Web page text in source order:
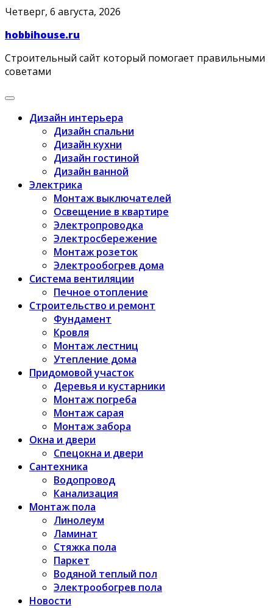
Skip
content
Четверг, 6 августа, 2026
hobbihouse.ru
Строительный сайт который помогает правильными
советами
Дизайн интерьера
Дизайн спальни
Дизайн кухни
Дизайн гостиной
Дизайн ванной
Электрика
Монтаж выключателей
Освещение в квартире
Электропроводка
Электросбережение
Монтаж розеток
Электрообогрев дома
Система вентиляции
Печное отопление
Строительство и ремонт
Фундамент
Кровля
Монтаж лестниц
Утепление дома
Придомовой участок
Деревья и кустарники
Монтаж погреба
Монтаж сарая
Монтаж забора
Окна и двери
Спецокна и двери
Сантехника
Водопровод
Канализация
Монтаж пола
Линолеум
Ламинат
Стяжка пола
Паркет
Водяной теплый пол
Электрообогрев пола
Новости